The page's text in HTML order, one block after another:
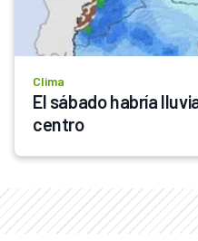
Clima
El sábado habría
centro